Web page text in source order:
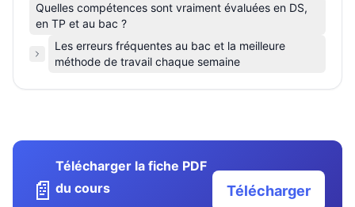
Quelles compétences sont vraiment évaluées en DS,
en TP et au bac ?
Les erreurs fréquentes au bac et la meilleure
méthode de travail chaque semaine
📄
Télécharger la fiche PDF
du cours
Télécharger